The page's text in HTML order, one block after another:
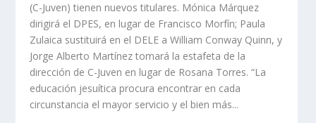
(C-Juven) tienen nuevos titulares. Mónica Márquez
dirigirá el DPES, en lugar de Francisco Morfín; Paula
Zulaica sustituirá en el DELE a William Conway Quinn, y
Jorge Alberto Martínez tomará la estafeta de la
dirección de C-Juven en lugar de Rosana Torres. “La
educación jesuítica procura encontrar en cada
circunstancia el mayor servicio y el bien más...